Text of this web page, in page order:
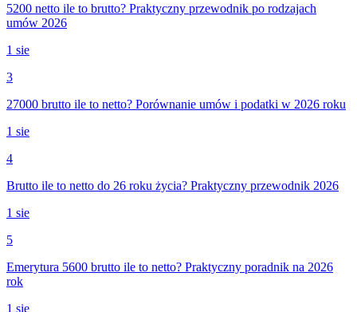
5200 netto ile to brutto? Praktyczny przewodnik po rodzajach
umów 2026
1 sie
3
27000 brutto ile to netto? Porównanie umów i podatki w 2026 roku
1 sie
4
Brutto ile to netto do 26 roku życia? Praktyczny przewodnik 2026
1 sie
5
Emerytura 5600 brutto ile to netto? Praktyczny poradnik na 2026
rok
1 sie